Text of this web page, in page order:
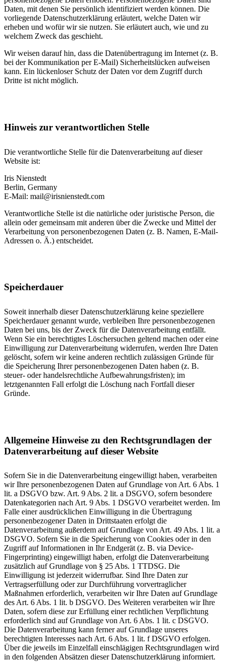
Daten, mit denen Sie persönlich identifiziert werden können. Die
vorliegende Datenschutzerklärung erläutert, welche Daten wir
erheben und wofür wir sie nutzen. Sie erläutert auch, wie und zu
welchem Zweck das geschieht.
Wir weisen darauf hin, dass die Datenübertragung im Internet (z. B.
bei der Kommunikation per E-Mail) Sicherheitslücken aufweisen
kann. Ein lückenloser Schutz der Daten vor dem Zugriff durch
Dritte ist nicht möglich.
Hinweis zur verantwortlichen Stelle
Die verantwortliche Stelle für die Datenverarbeitung auf dieser
Website ist:
Iris Nienstedt
Berlin, Germany
E-Mail: mail@irisnienstedt.com
Verantwortliche Stelle ist die natürliche oder juristische Person, die
allein oder gemeinsam mit anderen über die Zwecke und Mittel der
Verarbeitung von personenbezogenen Daten (z. B. Namen, E-Mail-
Adressen o. Ä.) entscheidet.
Speicherdauer
Soweit innerhalb dieser Datenschutzerklärung keine speziellere
Speicherdauer genannt wurde, verbleiben Ihre personenbezogenen
Daten bei uns, bis der Zweck für die Datenverarbeitung entfällt.
Wenn Sie ein berechtigtes Löschersuchen geltend machen oder eine
Einwilligung zur Datenverarbeitung widerrufen, werden Ihre Daten
gelöscht, sofern wir keine anderen rechtlich zulässigen Gründe für
die Speicherung Ihrer personenbezogenen Daten haben (z. B.
steuer- oder handelsrechtliche Aufbewahrungsfristen); im
letztgenannten Fall erfolgt die Löschung nach Fortfall dieser
Gründe.
Allgemeine Hinweise zu den Rechtsgrundlagen der
Datenverarbeitung auf dieser Website
Sofern Sie in die Datenverarbeitung eingewilligt haben, verarbeiten
wir Ihre personenbezogenen Daten auf Grundlage von Art. 6 Abs. 1
lit. a DSGVO bzw. Art. 9 Abs. 2 lit. a DSGVO, sofern besondere
Datenkategorien nach Art. 9 Abs. 1 DSGVO verarbeitet werden. Im
Falle einer ausdrücklichen Einwilligung in die Übertragung
personenbezogener Daten in Drittstaaten erfolgt die
Datenverarbeitung außerdem auf Grundlage von Art. 49 Abs. 1 lit. a
DSGVO. Sofern Sie in die Speicherung von Cookies oder in den
Zugriff auf Informationen in Ihr Endgerät (z. B. via Device-
Fingerprinting) eingewilligt haben, erfolgt die Datenverarbeitung
zusätzlich auf Grundlage von § 25 Abs. 1 TTDSG. Die
Einwilligung ist jederzeit widerrufbar. Sind Ihre Daten zur
Vertragserfüllung oder zur Durchführung vorvertraglicher
Maßnahmen erforderlich, verarbeiten wir Ihre Daten auf Grundlage
des Art. 6 Abs. 1 lit. b DSGVO. Des Weiteren verarbeiten wir Ihre
Daten, sofern diese zur Erfüllung einer rechtlichen Verpflichtung
erforderlich sind auf Grundlage von Art. 6 Abs. 1 lit. c DSGVO.
Die Datenverarbeitung kann ferner auf Grundlage unseres
berechtigten Interesses nach Art. 6 Abs. 1 lit. f DSGVO erfolgen.
Über die jeweils im Einzelfall einschlägigen Rechtsgrundlagen wird
in den folgenden Absätzen dieser Datenschutzerklärung informiert.